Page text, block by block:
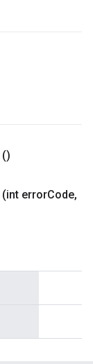
()
(int errorCode,